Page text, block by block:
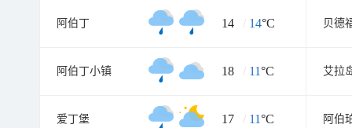
阿伯丁 14 / 14°C 贝德
阿伯丁小镇 18 / 11°C 艾拉
爱丁堡 17 / 11°C 阿伯